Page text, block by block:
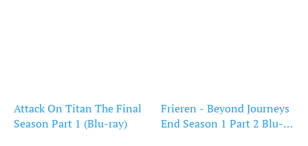
Attack On Titan The Final
Season Part 1 (Blu-ray)
Frieren - Beyond Journeys
End Season 1 Part 2 Blu-